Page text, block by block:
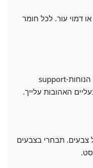
דמוי עור. לכל חומר
– סוליה דקה או עבה? זה משפיע על הנוחות-support
האהובות עלייך.
צבעים. תבחרי בצבעים